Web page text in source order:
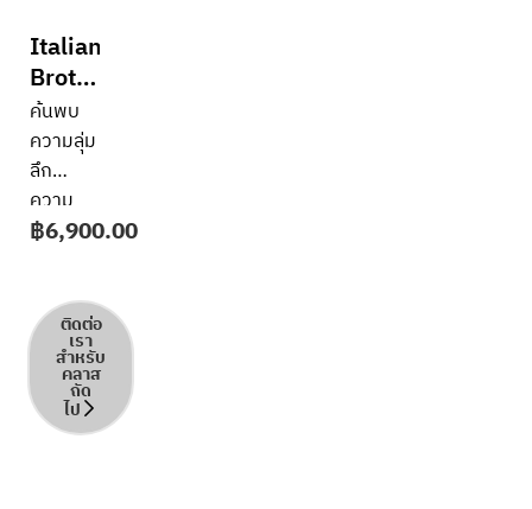
Italian
Broths
&
Soups
ค้นพบ
ความลุ่ม
ลึก
ความ
เรียบ
และ
ความ
สง่างาม
ของการ
ทำซุป
฿6,900.00
ติดต่อ
เรา
สำหรับ
คลาส
ถัด
ไป